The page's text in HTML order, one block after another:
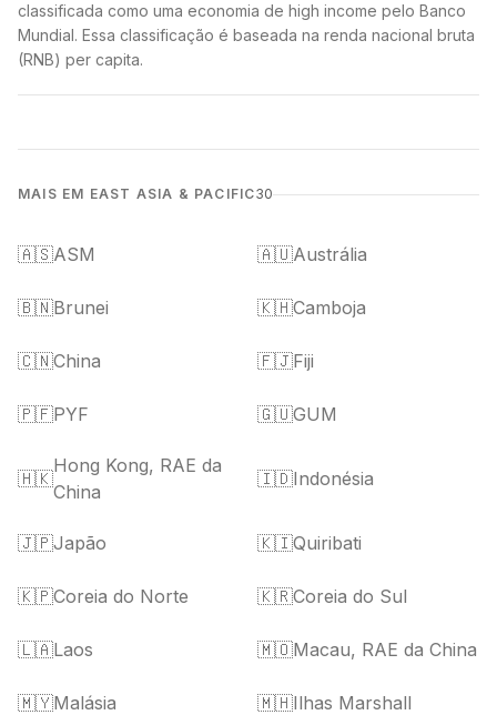
classificada como uma economia de high income pelo Banco
Mundial. Essa classificação é baseada na renda nacional bruta
(RNB) per capita.
MAIS EM EAST ASIA & PACIFIC30
🇦🇸ASM 🇦🇺Austrália
🇧🇳Brunei 🇰🇭Camboja
🇨🇳China 🇫🇯Fiji
🇵🇫PYF 🇬🇺GUM
🇭🇰
Hong Kong, RAE da
China
🇮🇩Indonésia
🇯🇵Japão 🇰🇮Quiribati
🇰🇵Coreia do Norte 🇰🇷Coreia do Sul
🇱🇦Laos 🇲🇴Macau, RAE da China
🇲🇾Malásia 🇲🇭Ilhas Marshall